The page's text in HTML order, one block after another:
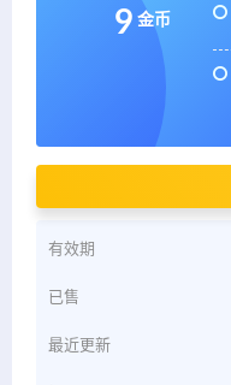
9 金币
有效期
已售
最近更新